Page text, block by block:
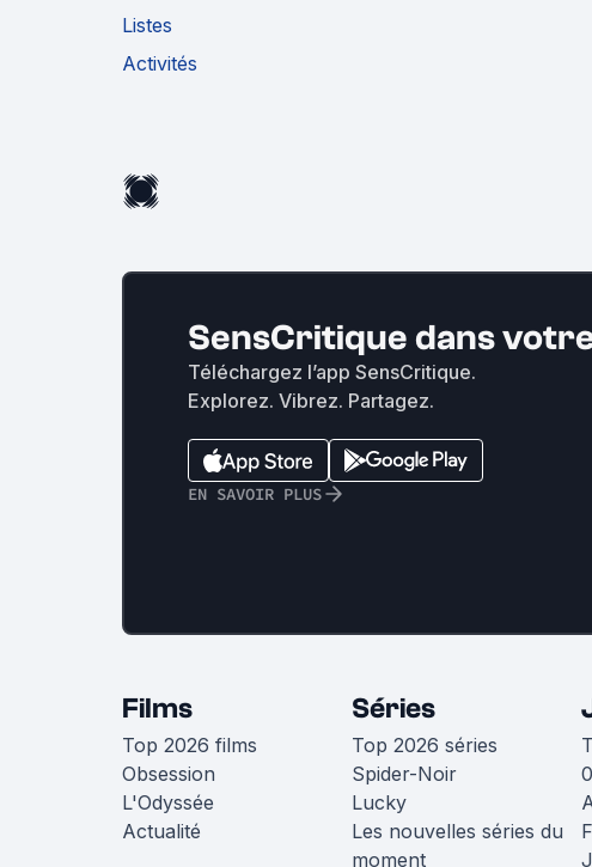
Listes
Activités
SensCritique dans
Téléchargez l’app SensCritique.
Explorez. Vibrez. Partagez.
EN SAVOIR PLUS
Films
Top 2026 films
Obsession
L'Odyssée
Actualité
Séries
Top 2026 séries
Spider-Noir
Lucky
Les nouvelles séries du
moment